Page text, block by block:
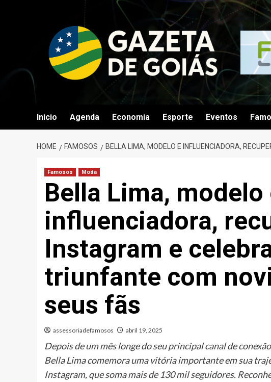
Inicio Agenda Economia Esporte Eventos
HOME FAMOSOS BELLA LIMA, MODELO E INFLUENCIADORA,
Famosos Moda
Bella Lima, modelo
influenciadora,
Instagram e
triunfante com
seus fãs
assessoriadefamosos abril 19, 2025
Depois de um mês longe do seu principal canal de
Bella Lima comemora uma vitória importante em sua
Instagram, que soma mais de 130 mil seguidores.